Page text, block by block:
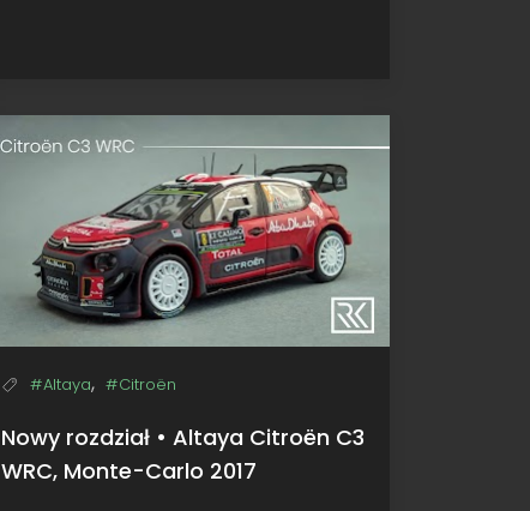
#Altaya, #Citroën
Nowy rozdział • Altaya Citroën C3
WRC, Monte-Carlo 2017